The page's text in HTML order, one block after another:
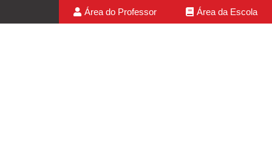
Área do Professor Área da Escola